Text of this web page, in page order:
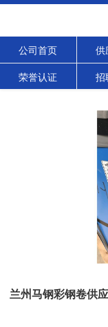
公司首页 供
荣誉认证 招
兰州马钢彩钢卷供